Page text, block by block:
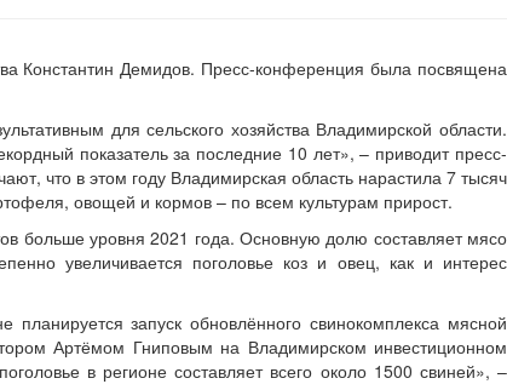
Константин Демидов. Пресс-конференция была посвящена
для сельского хозяйства Владимирской области.
показатель за последние 10 лет», – приводит пресс-
что в этом году Владимирская область нарастила 7 тысяч
овощей и кормов – по всем культурам прирост.
больше уровня 2021 года. Основную долю составляет мясо
увеличивается поголовье коз и овец, как и интерес
запуск обновлённого свинокомплекса мясной
Артёмом Гниповым на Владимирском инвестиционном
в регионе составляет всего около 1500 свиней», –